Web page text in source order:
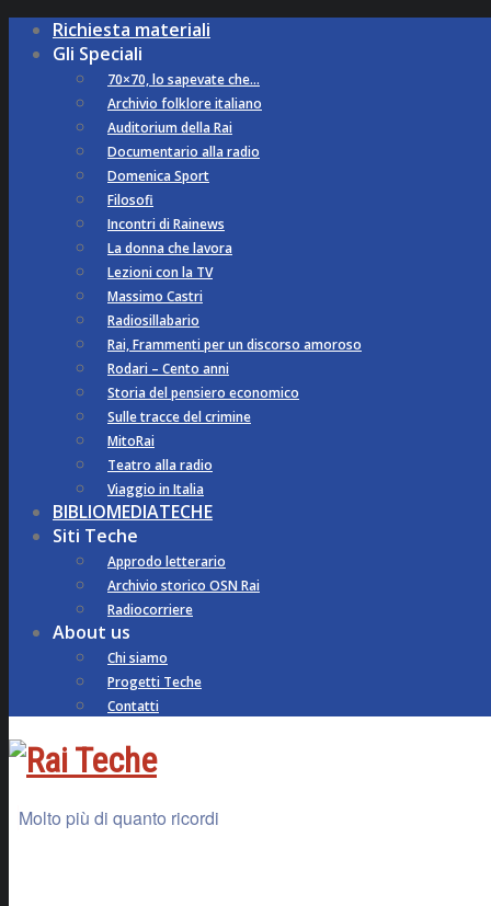
Richiesta materiali
Gli Speciali
70×70, lo sapevate che…
Archivio folklore italiano
Auditorium della Rai
Documentario alla radio
Domenica Sport
Filosofi
Incontri di Rainews
La donna che lavora
Lezioni con la TV
Massimo Castri
Radiosillabario
Rai, Frammenti per un discorso amoroso
Rodari – Cento anni
Storia del pensiero economico
Sulle tracce del crimine
MitoRai
Teatro alla radio
Viaggio in Italia
BIBLIOMEDIATECHE
Siti Teche
Approdo letterario
Archivio storico OSN Rai
Radiocorriere
About us
Chi siamo
Progetti Teche
Contatti
Molto più di quanto ricordi